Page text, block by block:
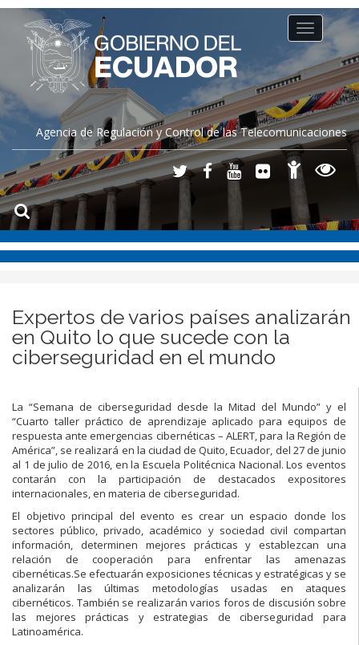
Agencia de Regulación y Control de las Telecomunicaciones
Toggle
navigation
Expertos de varios países analizarán
en Quito lo que sucede con la
ciberseguridad en el mundo
La “Semana de ciberseguridad desde la Mitad del Mundo” y el
“Cuarto taller práctico de aprendizaje aplicado para equipos de
respuesta ante emergencias cibernéticas – ALERT, para la Región de
América”, se realizará en la ciudad de Quito, Ecuador, del 27 de junio
al 1 de julio de 2016, en la Escuela Politécnica Nacional. Los eventos
contarán con la participación de destacados expositores
internacionales, en materia de ciberseguridad.
El objetivo principal del evento es crear un espacio donde los
sectores público, privado, académico y sociedad civil compartan
información, determinen mejores prácticas y establezcan una
relación de cooperación para enfrentar las amenazas
cibernéticas.Se efectuarán exposiciones técnicas y estratégicas y se
analizarán las últimas metodologías usadas en ataques
cibernéticos. También se realizarán varios foros de discusión sobre
las mejores prácticas y estrategias de ciberseguridad para
Latinoamérica.